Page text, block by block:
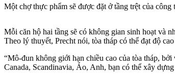
Một chợ thực phẩm sẽ được đặt ở tầng trệt của
Mỗi căn hộ hai tầng sẽ có không gian sinh hoạt và
Theo lý thuyết, Precht nói, tòa tháp có thể đạt độ
“Mô-đun không giới hạn chiều cao của tòa tháp,
Canada, Scandinavia, Áo, Anh, bạn có thể xây